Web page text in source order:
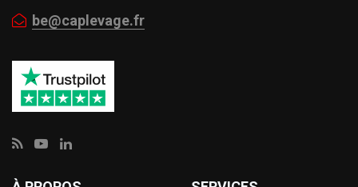
be@caplevage.fr